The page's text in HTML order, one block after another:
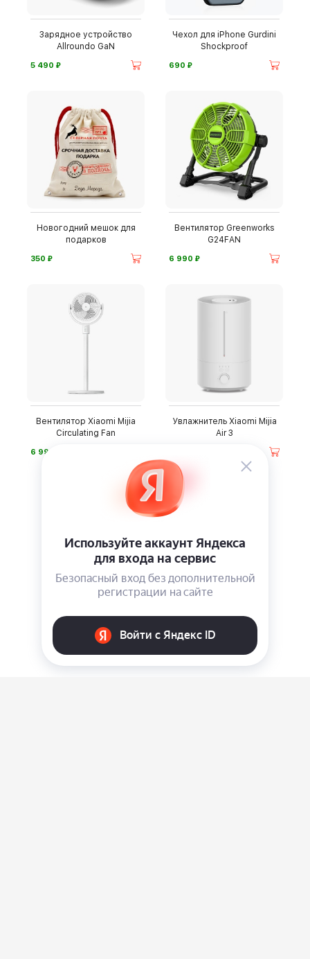
Зарядное устройство
Allroundo GaN
5 490 ⃏
Чехол для iPhone Gurdini
Shockproof
690 ⃏
Новогодний мешок для
подарков
350 ⃏
Вентилятор Greenworks
G24FAN
6 990 ⃏
Вентилятор Xiaomi Mijia
Circulating Fan
6 990
Увлажнитель Xiaomi Mijia
Air 3